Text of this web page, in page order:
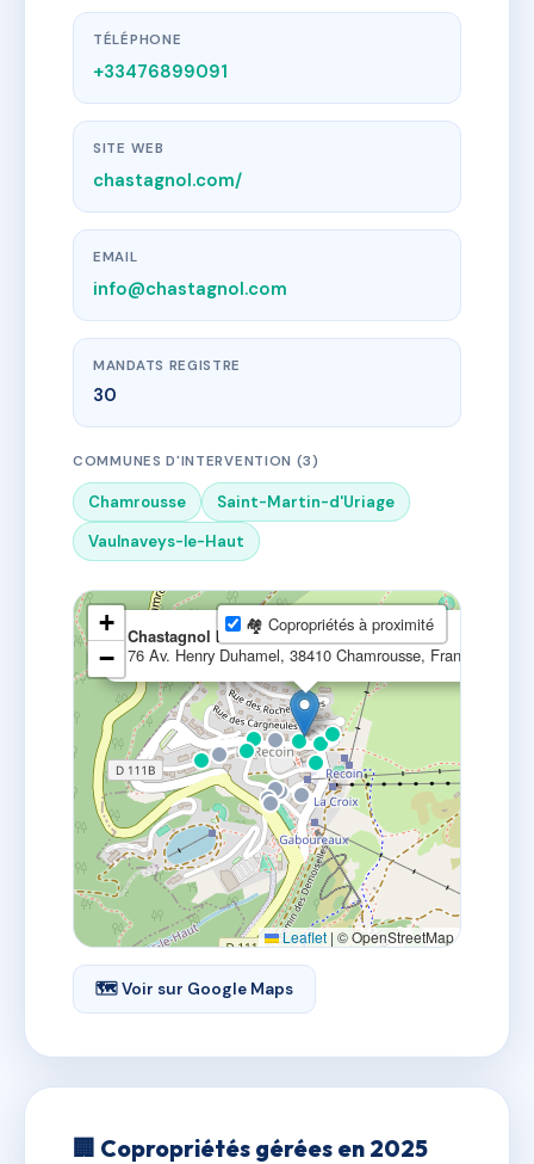
TÉLÉPHONE
+33476899091
SITE WEB
chastagnol.com/
EMAIL
info@chastagnol.com
MANDATS REGISTRE
30
COMMUNES D'INTERVENTION (3)
Chamrousse
Saint-Martin-d'Uriage
Vaulnaveys-le-Haut
Chastagnol Immobilier
76 Av. Henry Duhamel, 38410 Chamrousse, France
+
−
🏘 Copropriétés à proximité
Leaflet | © OpenStreetMap
🗺 Voir sur Google Maps
🏢 Copropriétés gérées en 2025